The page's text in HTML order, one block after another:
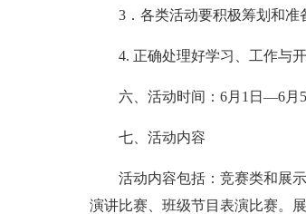
3．各类活动要积极筹划和准
4. 正确处理好学习、工作与
六、活动时间：6月1日—6月5
七、活动内容
活动内容包括：竞赛类和展
演讲比赛、班级节目表演比赛。